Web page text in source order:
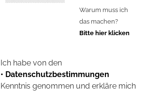
Warum muss ich
das machen?
Bitte hier klicken
Ich habe von den
• Datenschutzbestimmungen
Kenntnis genommen und erkläre mich